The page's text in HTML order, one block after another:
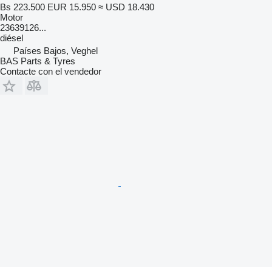
Bs 223.500 EUR 15.950 ≈ USD 18.430
Motor
23639126...
diésel
Países Bajos, Veghel
BAS Parts & Tyres
Contacte con el vendedor